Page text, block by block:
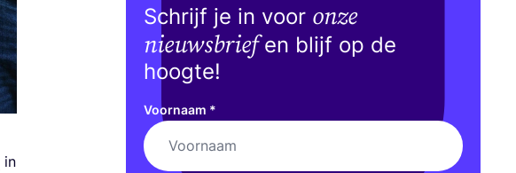
in
Schrijf je in voor onze
nieuwsbriefen blijf op de
hoogte!
Voornaam *